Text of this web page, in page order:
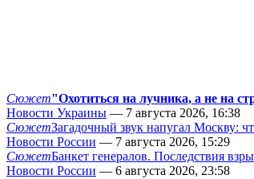
Сюжет"Охотиться на лучника, а не на
Новости Украины — 7 августа 2026, 16:38
СюжетЗагадочный звук напугал Москву:
Новости России — 7 августа 2026, 15:29
СюжетБанкет генералов. Последствия
Новости России — 6 августа 2026, 23:58